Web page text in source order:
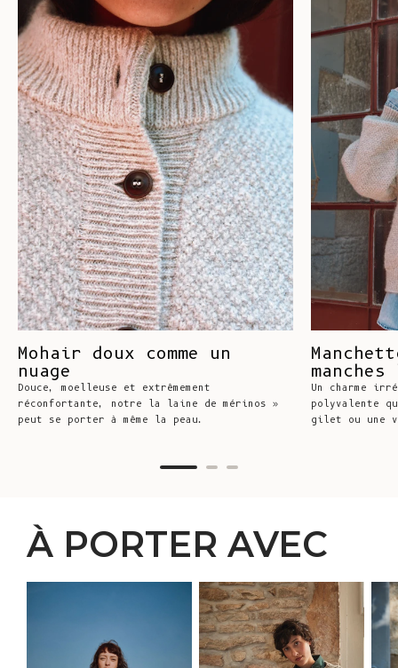
Mohair doux comme un
nuage
Douce, moelleuse et extrêmement
réconfortante, notre la laine de mérinos »
peut se porter à même la peau.
manches
Un charme
polyvalente
gilet ou une
À PORTER AVEC